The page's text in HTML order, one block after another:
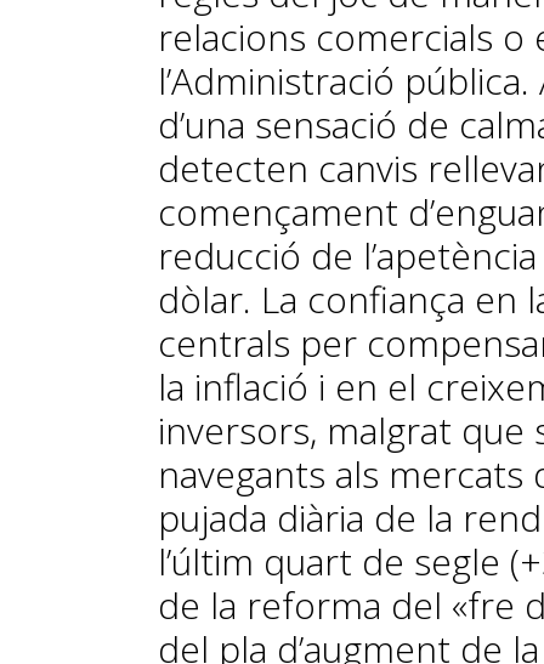
relacions comercials
l’Administració
d’una sensació de
detecten canvis
començament
reducció de
dòlar. La confiança en
centrals per
la inflació i en el
inversors, malgrat que
navegants als
pujada diària de la
l’últim quart de segle
de la reforma del «fre
del pla d’augment de